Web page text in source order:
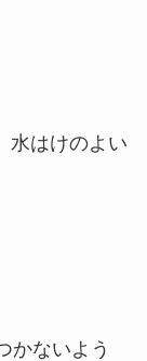
水はけのよい
かないよう